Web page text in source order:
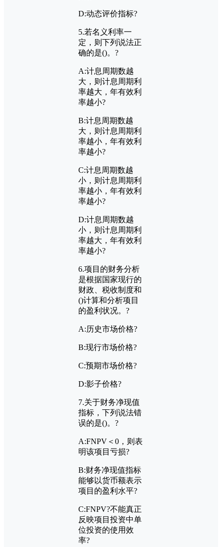
D:动态评价指标?
5.若名义利率一
定，则下列说法正
确的是()。?
A:计息周期数越
大，则计息周期利
率越大，年有效利
率越小?
B:计息周期数越
大，则计息周期利
率越小，年有效利
率越小?
C:计息周期数越
小，则计息周期利
率越小，年有效利
率越小?
D:计息周期数越
小，则计息周期利
率越大，年有效利
率越小?
6.项目的财务分析
是根据国家现行的
财政、税收制度和
()计算和分析项目
的盈利状况。?
A:历史市场价格?
B:现行市场价格?
C:预期市场价格?
D:影子价格?
7.关于财务净现值
指标，下列说法错
误的是()。?
A:FNPV ＜ 0 ，则表
明该项目亏损?
B:财务净现值指标
能够以货币额表示
项目的盈利水平?
C:FNPV?不能真正
反映项目投资中单
位投资的使用效
率?